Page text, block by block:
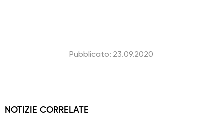
Pubblicato: 23.09.2020
NOTIZIE CORRELATE